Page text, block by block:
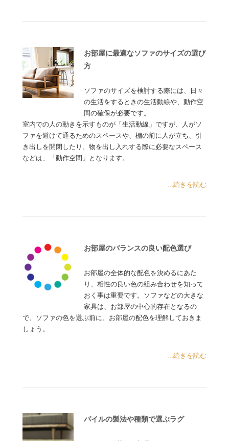
お部屋に最適なソファのサイズの選び
方
ソファのサイズを検討する際には、日々
の生活をするときの生活動線や、動作空
間の確保が必要です。
室内での人の動きを示すものが「生活動線」ですが、人がソ
ファを避けて通るためのスペースや、棚の前に人が立ち、引
き出しを開閉したり、物を出し入れする際に必要なスペース
などは、「動作空間」となります。……
...続きを読む
お部屋のバランスの良い配色選び
お部屋の全体的な配色を決めるにあた
り、相性の良い色の組み合わせを知って
おく事は重要です。ソファなどの大きな
家具は、お部屋の中心的存在となるの
で、ソファの色を選ぶ前に、お部屋の配色を理解しておきま
しょう。……
...続きを読む
パイルの製法や種類で選ぶラグ